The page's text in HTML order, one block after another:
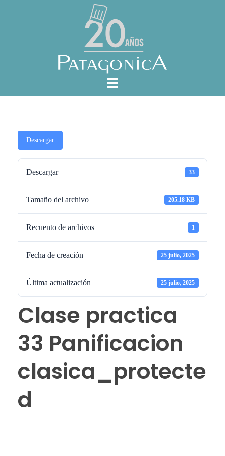
Descargar
Descargar 33
Tamaño del archivo 205.18 KB
Recuento de archivos 1
Fecha de creación 25 julio, 2025
Última actualización 25 julio, 2025
Clase practica
33 Panificacion
clasica_protecte
d